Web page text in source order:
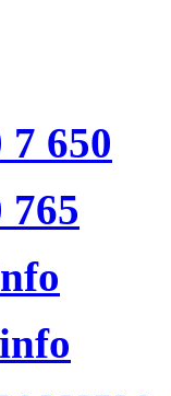
7 650
765